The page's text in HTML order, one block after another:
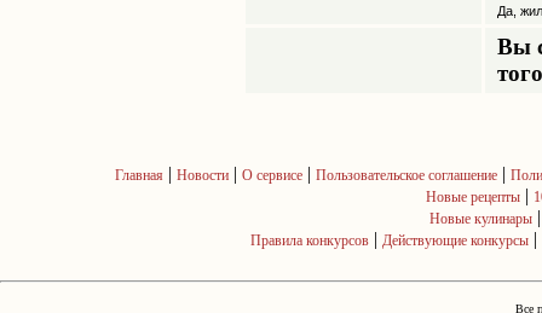
Да,
Вы
Главная | Новости| О сервисе| Пользовательское соглашение|
Новые рецепты |
Новые кулинары
Правила конкурсов | Действующие конкурсы |
Все